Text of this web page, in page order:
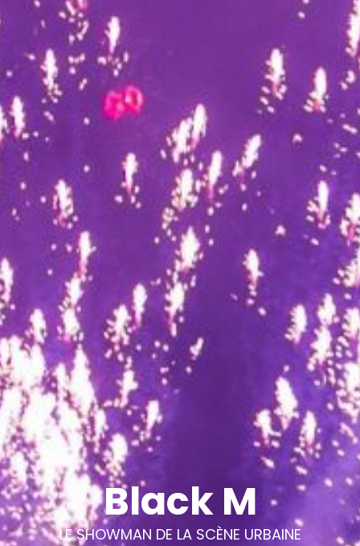
Black M
LE SHOWMAN DE LA SCÈNE URBAINE